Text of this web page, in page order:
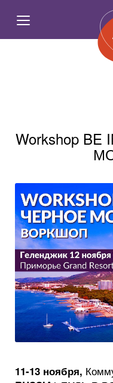
Workshop
11-13 ноября,